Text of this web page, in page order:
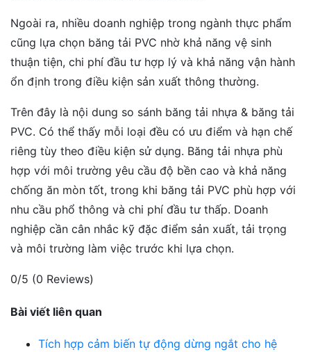
Ngoài ra, nhiều doanh nghiệp trong ngành thực phẩm
cũng lựa chọn băng tải PVC nhờ khả năng vệ sinh
thuận tiện, chi phí đầu tư hợp lý và khả năng vận hành
ổn định trong điều kiện sản xuất thông thường.
Trên đây là nội dung so sánh băng tải nhựa & băng tải
PVC. Có thể thấy mỗi loại đều có ưu điểm và hạn chế
riêng tùy theo điều kiện sử dụng. Băng tải nhựa phù
hợp với môi trường yêu cầu độ bền cao và khả năng
chống ăn mòn tốt, trong khi băng tải PVC phù hợp với
nhu cầu phổ thông và chi phí đầu tư thấp. Doanh
nghiệp cần cân nhắc kỹ đặc điểm sản xuất, tải trọng
và môi trường làm việc trước khi lựa chọn.
0/5 (0 Reviews)
Bài viết liên quan
Tích hợp cảm biến tự động dừng ngắt cho hệ